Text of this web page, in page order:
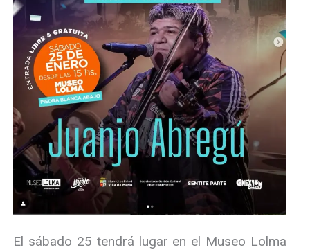
El sábado 25 tendrá lugar en el Museo Lolma